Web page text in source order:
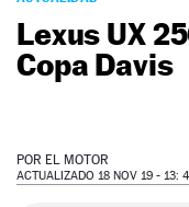
MOTOS
TECNOLOGÍA
SUPERCOCHES
SERVICIOS
Lexus UX
Copa Davis
POR EL MOTOR
ACTUALIZADO 18 NOV 19 - 13: